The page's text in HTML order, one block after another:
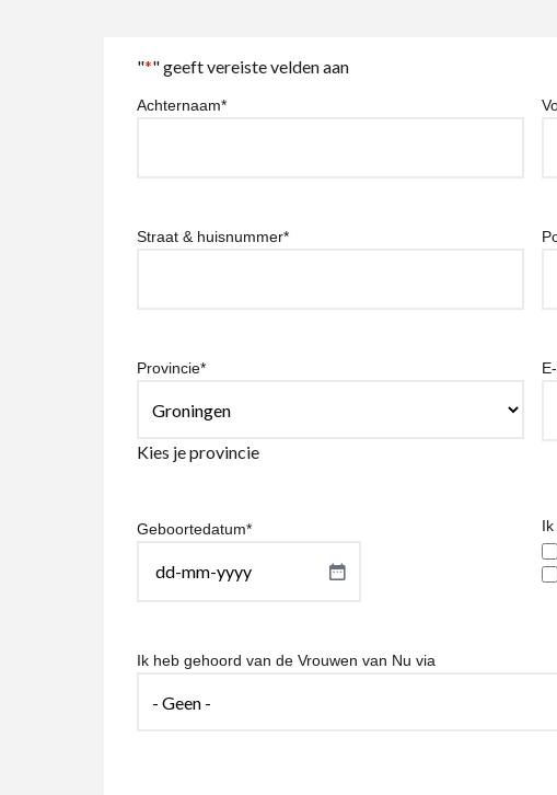
"*" geeft vereiste velden aan
Achternaam*
Straat & huisnummer*
Provincie*
Kies je provincie
Geboortedatum*
DD
dash
Ik heb gehoord van de Vrouwen van Nu via